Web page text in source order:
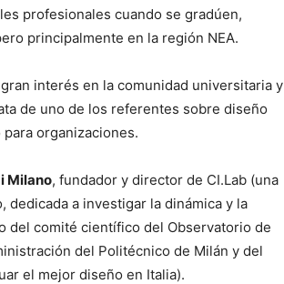
profesionales cuando se gradúen,
principalmente en la región NEA.
interés en la comunidad universitaria y
de uno de los referentes sobre diseño
organizaciones.
Milano, fundador y director de CI.Lab (una
a investigar la dinámica y la
del comité científico del Observatorio de
del Politécnico de Milán y del
el mejor diseño en Italia).